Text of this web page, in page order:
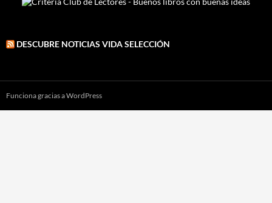
DESCUBRE NOTICIAS VIDA SELECCIÓN
Funciona gracias a WordPress